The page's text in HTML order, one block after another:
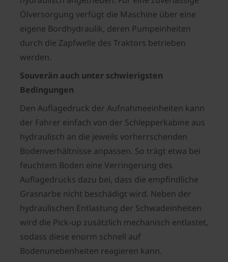
Ölversorgung verfügt die Maschine über eine
eigene Bordhydraulik, deren Pumpeinheiten
durch die Zapfwelle des Traktors betrieben
werden.
Souverän auch unter schwierigsten
Bedingungen
Den Auflagedruck der Aufnahmeeinheiten kann
der Fahrer einfach von der Schlepperkabine aus
hydraulisch an die jeweils vorherrschenden
Bodenverhältnisse anpassen. So trägt etwa bei
feuchtem Boden eine Verringerung des
Auflagedrucks dazu bei, dass die empfindliche
Grasnarbe nicht beschädigt wird. Neben der
hydraulischen Entlastung der Schwadeinheiten
wird die Pick-up zusätzlich mechanisch entlastet,
sodass diese enorm schnell auf
Bodenunebenheiten reagieren kann.